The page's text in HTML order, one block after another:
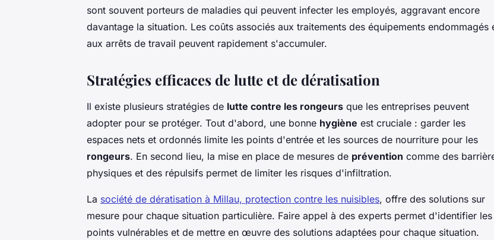
sont souvent porteurs de maladies qui peuvent infecter les employés, aggravant encore
davantage la situation. Les coûts associés aux traitements des équipements endommagés
aux arrêts de travail peuvent rapidement s'accumuler.
Stratégies efficaces de lutte et de dératisation
Il existe plusieurs stratégies de lutte contre les rongeurs que les entreprises peuvent
adopter pour se protéger. Tout d'abord, une bonne hygiène est cruciale : garder les
espaces nets et ordonnés limite les points d'entrée et les sources de nourriture pour les
rongeurs. En second lieu, la mise en place de mesures de prévention comme des
physiques et des répulsifs permet de limiter les risques d'infiltration.
La société de dératisation à Millau, protection contre les nuisibles, offre des solutions sur
mesure pour chaque situation particulière. Faire appel à des experts permet d'identifier les
points vulnérables et de mettre en œuvre des solutions adaptées pour chaque situation.